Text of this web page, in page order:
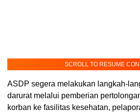
SCROLL TO RESUME
ASDP segera melakukan langkah-
darurat melalui pemberian
korban ke fasilitas kesehatan,